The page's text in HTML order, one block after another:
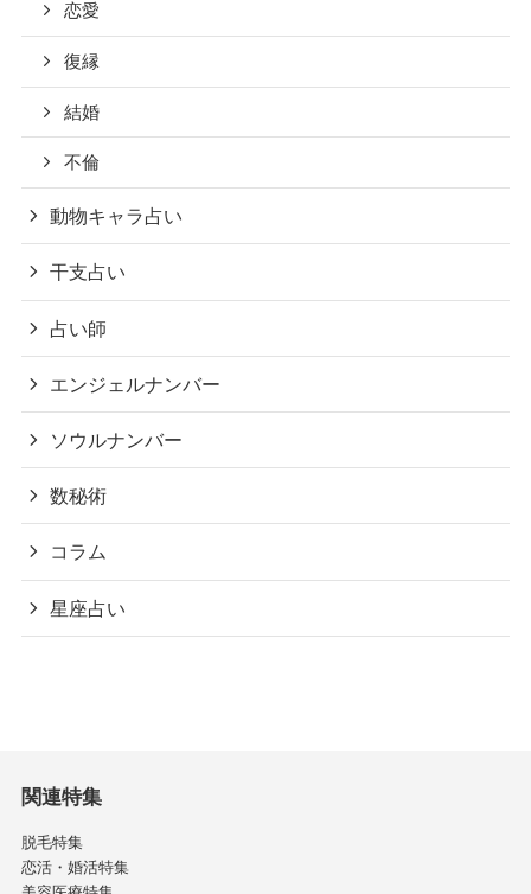
恋愛
復縁
結婚
不倫
動物キャラ占い
干支占い
占い師
エンジェルナンバー
ソウルナンバー
数秘術
コラム
星座占い
関連特集
脱毛特集
恋活・婚活特集